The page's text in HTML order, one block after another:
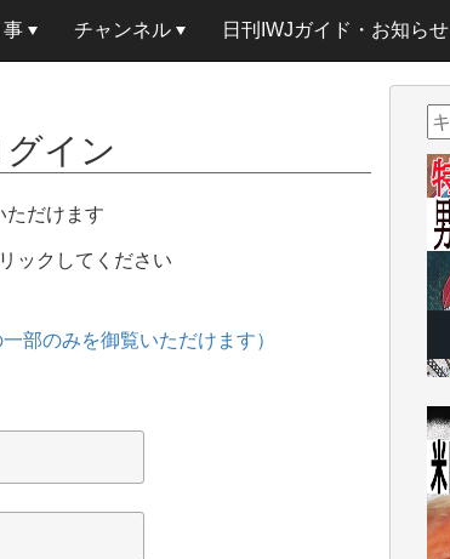
事 チャンネル 日刊IWJガイド・お知らせ
イン
ただけます
ックしてください
部のみを御覧いただけます）